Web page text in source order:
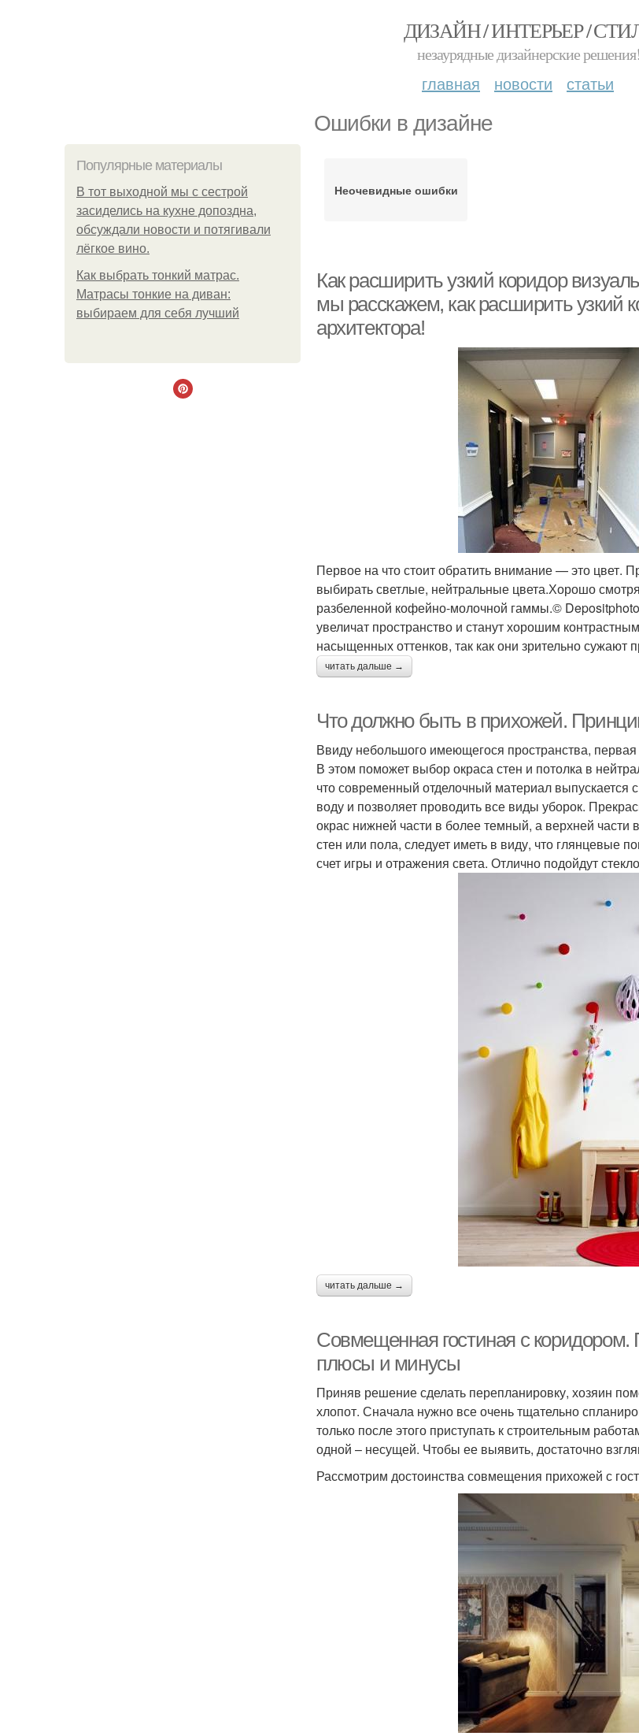
ДИЗАЙН / ИНТЕРЬЕР /
незаурядные дизайнерские решения!
главная новости статьи
Ошибки в дизайне
Популярные материалы
В тот выходной мы с сестрой
засиделись на кухне допоздна,
обсуждали новости и потягивали
лёгкое вино.
Как выбрать тонкий матрас.
Матрасы тонкие на диван:
выбираем для себя лучший
Неочевидные ошибки
Как расширить узкий коридор
мы расскажем, как расширить узкий
архитектора!
Первое на что стоит обратить внимание — это цвет.
выбирать светлые, нейтральные цвета.Хорошо
разбеленной кофейно-молочной гаммы.©
увеличат пространство и станут хорошим
насыщенных оттенков, так как они зрительно сужают
читать дальше →
Что должно быть в прихожей.
Ввиду небольшого имеющегося пространства,
В этом поможет выбор окраса стен и потолка в
что современный отделочный материал выпускается
воду и позволяет проводить все виды уборок.
окрас нижней части в более темный, а верхней части
стен или пола, следует иметь в виду, что глянцевые
счет игры и отражения света. Отлично подойдут
читать дальше →
Совмещенная гостиная с
плюсы и минусы
Приняв решение сделать перепланировку, хозяин
хлопот. Сначала нужно все очень тщательно
только после этого приступать к строительным
одной – несущей. Чтобы ее выявить, достаточно
Рассмотрим достоинства совмещения прихожей с